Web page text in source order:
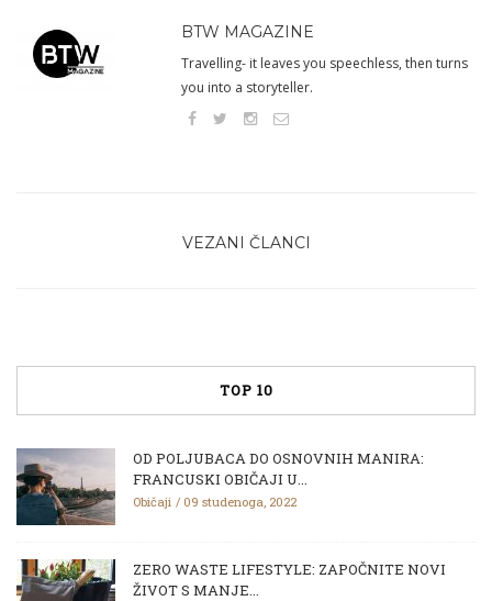
BTW MAGAZINE
Travelling- it leaves you speechless, then turns
you into a storyteller.
VEZANI ČLANCI
TOP 10
OD POLJUBACA DO OSNOVNIH MANIRA:
FRANCUSKI OBIČAJI U...
Običaji 09 studenoga, 2022
ZERO WASTE LIFESTYLE: ZAPOČNITE NOVI
ŽIVOT S MANJE...